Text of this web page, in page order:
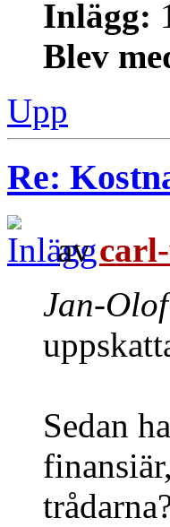
Inlägg:
Blev
Upp
Re:
av
Jan-
Sedan